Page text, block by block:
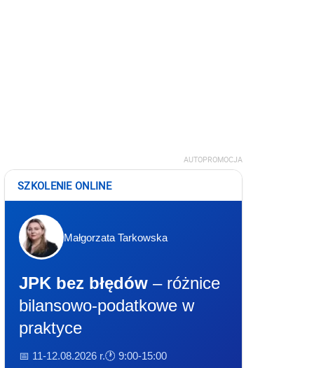
AUTOPROMOCJA
SZKOLENIE ONLINE
Małgorzata Tarkowska
JPK bez błędów – różnice
bilansowo-podatkowe w
praktyce
📅 11-12.08.2026 r.🕐 9:00-15:00